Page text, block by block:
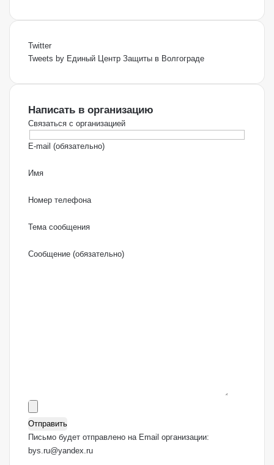
Twitter
Tweets by Единый Центр Защиты в Волгограде
Написать в организацию
Связаться с организацией
E-mail (обязательно)
Имя
Номер телефона
Тема сообщения
Сообщение (обязательно)
Письмо будет отправлено на Email организации:
bys.ru@yandex.ru